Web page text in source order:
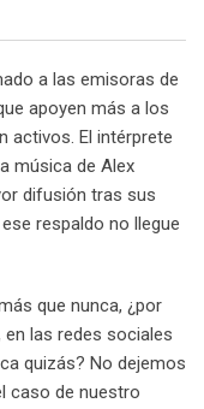
a las emisoras de
apoyen más a los
activos. El intérprete
música de Alex
difusión tras sus
respaldo no llegue
que nunca, ¿por
en las redes sociales
quizás? No dejemos
caso de nuestro